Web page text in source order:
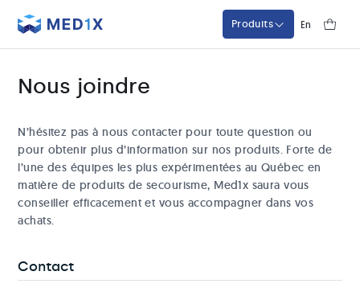
Med1x Produits En
Nous joindre
N’hésitez pas à nous contacter pour toute question ou
pour obtenir plus d’information sur nos produits. Forte de
l’une des équipes les plus expérimentées au Québec en
matière de produits de secourisme, Med1x saura vous
conseiller efficacement et vous accompagner dans vos
achats.
Contact